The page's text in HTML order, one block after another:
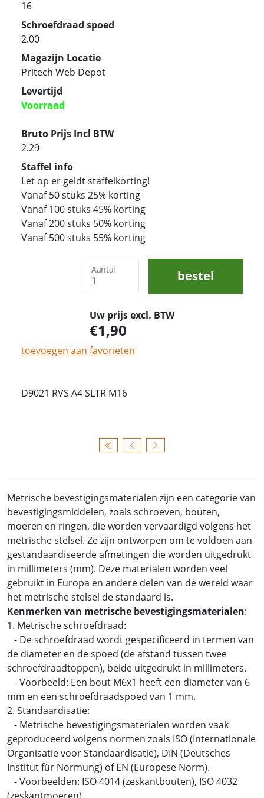
16
Schroefdraad spoed
2.00
Magazijn Locatie
Pritech Web Depot
Levertijd
Voorraad
Bruto Prijs Incl BTW
2.29
Staffel info
Let op er geldt staffelkorting!
Vanaf 50 stuks 25% korting
Vanaf 100 stuks 45% korting
Vanaf 200 stuks 50% korting
Vanaf 500 stuks 55% korting
Aantal bestel
Uw prijs excl. BTW
1,90
toevoegen aan favorieten
D9021 RVS A4 SLTR M16
Metrische bevestigingsmaterialen zijn een categorie van
bevestigingsmiddelen, zoals schroeven, bouten,
moeren en ringen, die worden vervaardigd volgens het
metrische stelsel. Ze zijn ontworpen om te voldoen aan
gestandaardiseerde afmetingen die worden uitgedrukt
in millimeters (mm). Deze materialen worden veel
gebruikt in Europa en andere delen van de wereld waar
het metrische stelsel de standaard is.
Kenmerken van metrische bevestigingsmaterialen:
1. Metrische schroefdraad:
- De schroefdraad wordt gespecificeerd in termen van
de diameter en de spoed (de afstand tussen twee
schroefdraadtoppen), beide uitgedrukt in millimeters.
- Voorbeeld: Een bout M6x1 heeft een diameter van 6
mm en een schroefdraadspoed van 1 mm.
2. Standaardisatie:
- Metrische bevestigingsmaterialen worden vaak
geproduceerd volgens normen zoals ISO (Internationale
Organisatie voor Standaardisatie), DIN (Deutsches
Institut für Normung) of EN (Europese Norm).
- Voorbeelden: ISO 4014 (zeskantbouten), ISO 4032